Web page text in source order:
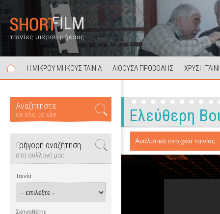
Η ΜΙΚΡΟΥ ΜΗΚΟΥΣ ΤΑΙΝΙΑ ΑΙΘΟΥΣΑ ΠΡΟΒΟΛΗΣ ΧΡΥΣΗ
Αναζητήστε
σε όλο το site
Γρήγορη αναζήτηση
στη συλλογή μας
Ταινία
Σκηνοθέτης
Ελεύθερη
Αναλυτικά στοιχεία ταινίας